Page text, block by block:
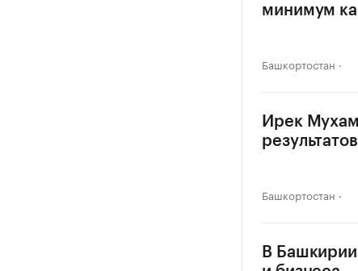
минимум
Башкортостан
Ирек
Башкортостан
В Башкирии